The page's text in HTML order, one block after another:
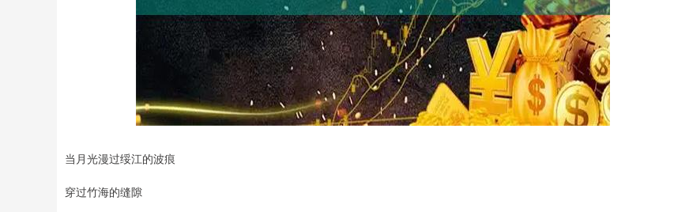
当月光漫过绥江的波痕
穿过竹海的缝隙
深证成指 14311.01 200.89 1.42% 沪深300 4694.44 43.13